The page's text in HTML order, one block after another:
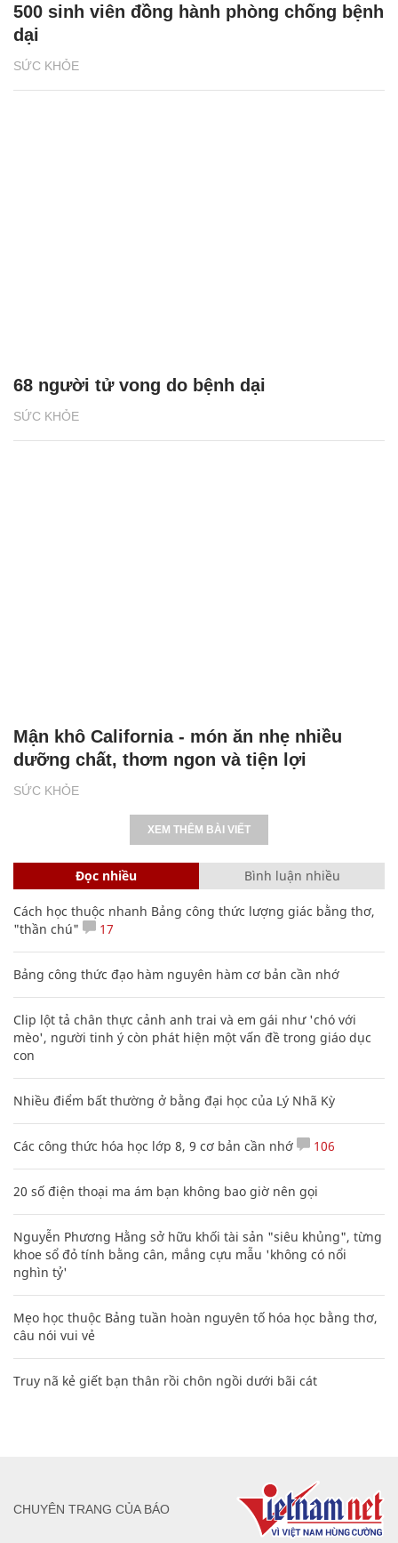
SỨC KHỎE
500 sinh viên đồng hành phòng chống bệnh
dại
SỨC KHỎE
68 người tử vong do bệnh dại
SỨC KHỎE
Mận khô California - món ăn nhẹ nhiều
dưỡng chất, thơm ngon và tiện lợi
XEM THÊM BÀI VIẾT
Đọc nhiều Bình luận nhiều
Cách học thuộc nhanh Bảng công thức lượng giác bằng thơ,
"thần chú"
17
Bảng công thức đạo hàm nguyên hàm cơ bản cần nhớ
Clip lột tả chân thực cảnh anh trai và em gái như 'chó với
mèo', người tinh ý còn phát hiện một vấn đề trong giáo dục
con
Nhiều điểm bất thường ở bằng đại học của Lý Nhã Kỳ
Các công thức hóa học lớp 8, 9 cơ bản cần nhớ 106
20 số điện thoại ma ám bạn không bao giờ nên gọi
Nguyễn Phương Hằng sở hữu khối tài sản "siêu khủng", từng
khoe sổ đỏ tính bằng cân, mắng cựu mẫu 'không có nổi
nghìn tỷ'
Mẹo học thuộc Bảng tuần hoàn nguyên tố hóa học bằng thơ,
câu nói vui vẻ
Truy nã kẻ giết bạn thân rồi chôn ngồi dưới bãi cát
CHUYÊN TRANG CỦA BÁO